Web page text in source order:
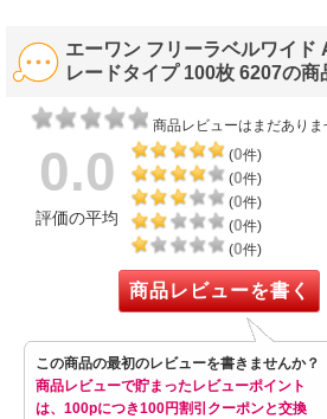
エーワン フリーラベルワイド
レードタイプ 100枚 6207の商
商品レビューはまだありま
0.0
評価の平均
(0件)
(0件)
(0件)
(0件)
(0件)
商品レビューを書く
この商品の最初のレビューを書きませんか？
商品レビューで貯まったレビューポイント
は、100pにつき100円割引クーポンと交換